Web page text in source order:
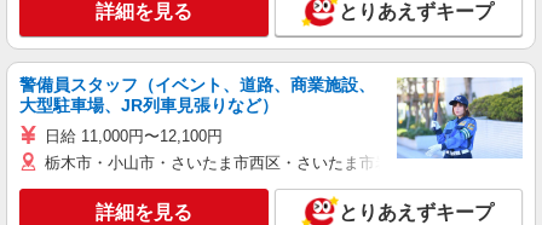
詳細を見る とりあえずキープ
警備員スタッフ（イベント、道路、商業施設、
大型駐車場、JR列車見張りなど）
日給 11,000円〜12,100円
栃木市・小山市・さいたま市西区・さいたま市岩槻区・久喜市・蓮田
詳細を見る とりあえずキープ